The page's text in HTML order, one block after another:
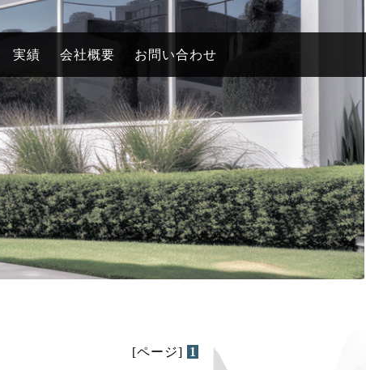
実績 会社概要 お問い合わせ
[ページ] 1